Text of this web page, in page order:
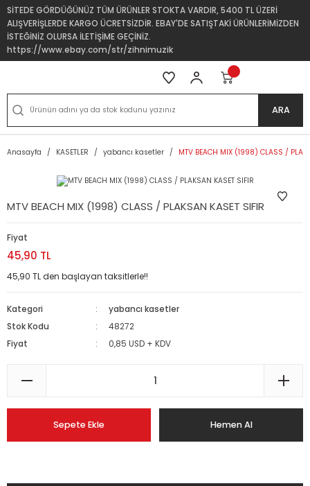
SİTEDE GÖRDÜĞÜNÜZ TÜM ÜRÜNLER STOKTA VARDIR, 5400 TL ÜZERİ
ALIŞVERİŞLERDE KARGO ÜCRETSİZDİR. EBAY'DE SATIŞTAKİ ÜRÜNLERİMİZDEN
İSTEĞİNİZ OLURSA İLETİŞİME GEÇİNİZ.
https://www.ebay.com/str/zihnimuzik
ARA
Anasayfa KASETLER yabancı kasetler MTV BEACH MIX (1998) CLASS /
MTV BEACH MIX (1998) CLASS / PLAKSAN KASET SIFIR
Fiyat
45,90 TL
45,90 TL den başlayan taksitlerle!!
Kategori
yabancı kasetler
Stok Kodu
48272
Fiyat
0,85 USD + KDV
Sepete Ekle Hemen Al